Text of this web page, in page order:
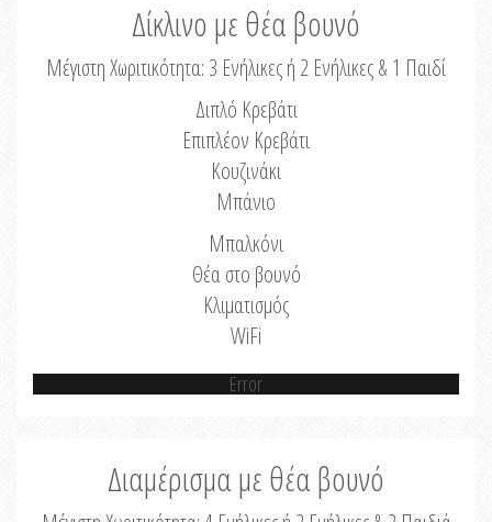
Δίκλινο με θέα βουνό
Μέγιστη Χωριτικότητα: 3 Ενήλικες ή 2 Ενήλικες & 1 Παιδί
Διπλό Κρεβάτι
Επιπλέον Κρεβάτι
Κουζινάκι
Μπάνιο
Μπαλκόνι
Θέα στο βουνό
Κλιματισμός
WiFi
Error
Διαμέρισμα με θέα βουνό